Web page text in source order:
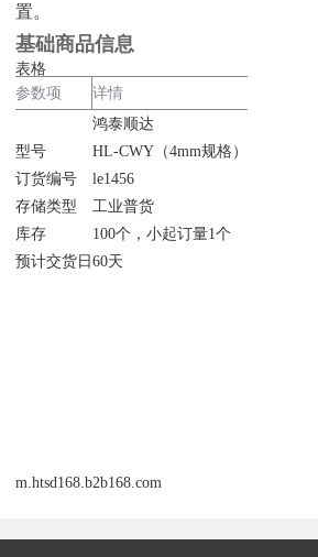
置。
基础商品信息
表格
参数项
详情
鸿泰顺达
型号
HL-CWY（4mm规格）
订货编号
le1456
存储类型
工业普货
库存
100个，小起订量1个
预计交货日60天
m.htsd168.b2b168.com